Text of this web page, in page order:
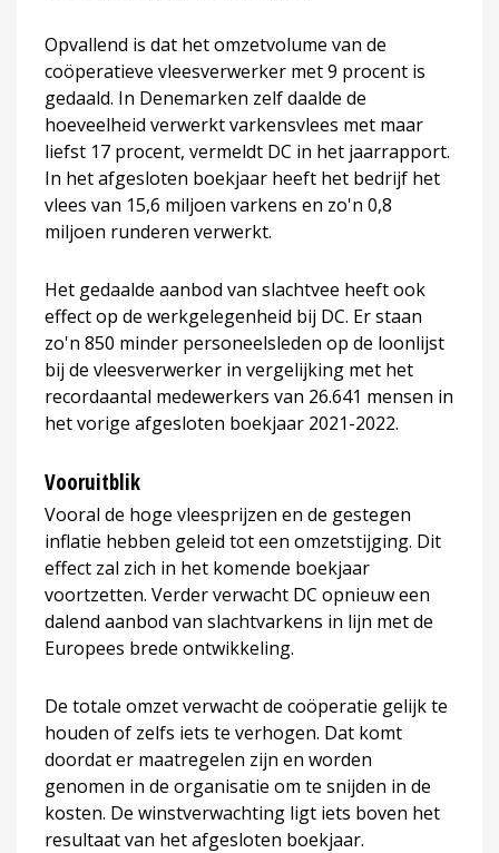
Opvallend is dat het omzetvolume van de
coöperatieve vleesverwerker met 9 procent is
gedaald. In Denemarken zelf daalde de
hoeveelheid verwerkt varkensvlees met maar
liefst 17 procent, vermeldt DC in het jaarrapport.
In het afgesloten boekjaar heeft het bedrijf het
vlees van 15,6 miljoen varkens en zo'n 0,8
miljoen runderen verwerkt.
Het gedaalde aanbod van slachtvee heeft ook
effect op de werkgelegenheid bij DC. Er staan
zo'n 850 minder personeelsleden op de loonlijst
bij de vleesverwerker in vergelijking met het
recordaantal medewerkers van 26.641 mensen in
het vorige afgesloten boekjaar 2021-2022.
Vooruitblik
Vooral de hoge vleesprijzen en de gestegen
inflatie hebben geleid tot een omzetstijging. Dit
effect zal zich in het komende boekjaar
voortzetten. Verder verwacht DC opnieuw een
dalend aanbod van slachtvarkens in lijn met de
Europees brede ontwikkeling.
De totale omzet verwacht de coöperatie gelijk te
houden of zelfs iets te verhogen. Dat komt
doordat er maatregelen zijn en worden
genomen in de organisatie om te snijden in de
kosten. De winstverwachting ligt iets boven het
resultaat van het afgesloten boekjaar.